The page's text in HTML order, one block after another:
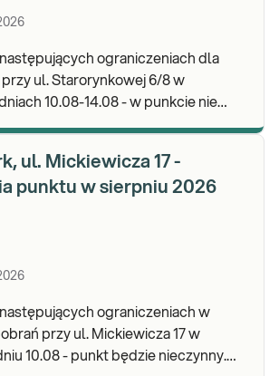
ograniczeniach dla
ul. Starorynkowej 6/8 w
ul. Mickiewicza 17 -
punktu w sierpniu 2026
ograniczeniach w
przy ul. Mickiewicza 17 w